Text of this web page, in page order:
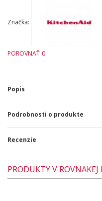
Značka:
POROVNAŤ 0
Popis
Podrobnosti o produkte
Recenzie
PRODUKTY V ROVNAKEJ